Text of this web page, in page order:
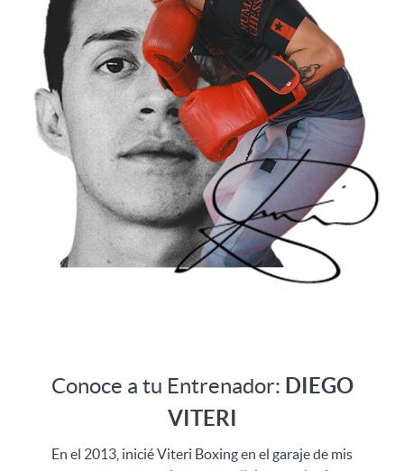
Conoce a tu Entrenador: DIEGO
VITERI
En el 2013, inicié Viteri Boxing en el garaje de mis